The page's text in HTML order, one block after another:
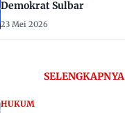
Demokrat Sulbar
23 Mei 2026
SELENGKAPNYA
HUKUM